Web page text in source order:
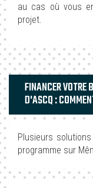
au cas où vous
projet.
FINANCER VOTRE
D'ASCQ :
Plusieurs
programme sur